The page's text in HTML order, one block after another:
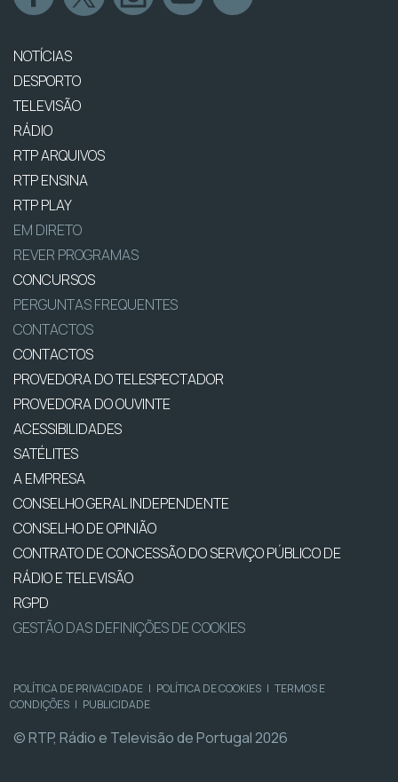
NOTÍCIAS
DESPORTO
TELEVISÃO
RÁDIO
RTP ARQUIVOS
RTP ENSINA
RTP PLAY
EM DIRETO
REVER PROGRAMAS
CONCURSOS
PERGUNTAS FREQUENTES
CONTACTOS
CONTACTOS
PROVEDORA DO TELESPECTADOR
PROVEDORA DO OUVINTE
ACESSIBILIDADES
SATÉLITES
A EMPRESA
CONSELHO GERAL INDEPENDENTE
CONSELHO DE OPINIÃO
CONTRATO DE CONCESSÃO DO SERVIÇO PÚBLICO DE
RÁDIO E TELEVISÃO
RGPD
GESTÃO DAS DEFINIÇÕES DE COOKIES
POLÍTICA DE PRIVACIDADE | POLÍTICA DE COOKIES | TERMOS E
CONDIÇÕES | PUBLICIDADE
© RTP, Rádio e Televisão de Portugal 2026